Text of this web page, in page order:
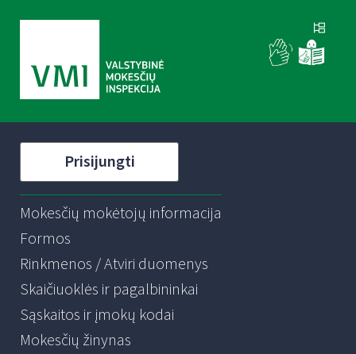
Prisijungti
Mokesčių mokėtojų informacija
Formos
Rinkmenos / Atviri duomenys
Skaičiuoklės ir pagalbininkai
Sąskaitos ir įmokų kodai
Mokesčių žinynas